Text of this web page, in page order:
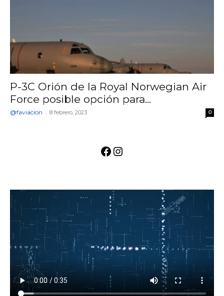
P-3C Orión de la Royal Norwegian Air
Force posible opción para...
@faviacion - 8 febrero, 2023 0
Facebook
Instagram